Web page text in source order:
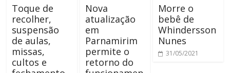
Toque de
recolher,
suspensão
de aulas,
missas,
cultos e
Nova
atualização
em
Parnamirim
permite o
retorno do
Morre o
bebê de
Whindersson
Nunes
31/05/2021